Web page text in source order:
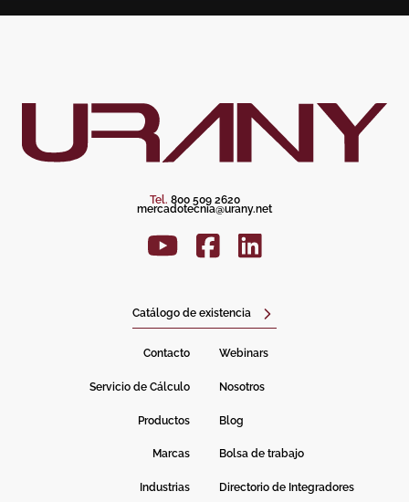
Tel. 800 509 2620
mercadotecnia@urany.net
Catálogo de existencia
Contacto Webinars
Servicio de Cálculo Nosotros
Productos Blog
Marcas Bolsa de trabajo
Industrias Directorio de Integradores